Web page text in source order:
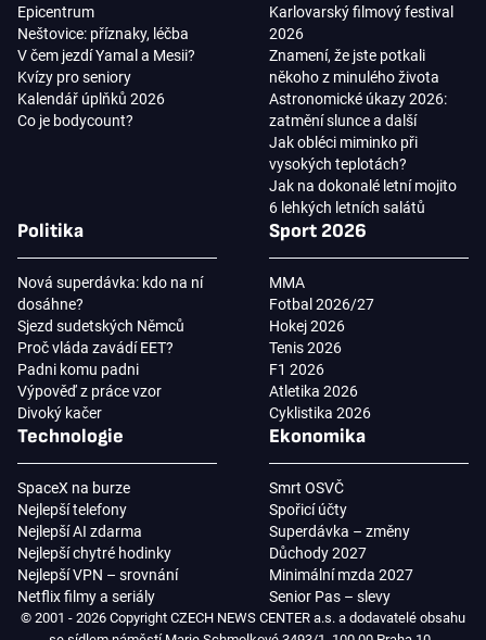
Epicentrum
Neštovice: příznaky, léčba
V čem jezdí Yamal a Mesii?
Kvízy pro seniory
Kalendář úplňků 2026
Co je bodycount?
Karlovarský filmový festival
2026
Znamení, že jste potkali
někoho z minulého života
Astronomické úkazy 2026:
zatmění slunce a další
Jak obléci miminko při
vysokých teplotách?
Jak na dokonalé letní mojito
6 lehkých letních salátů
Politika
Nová superdávka: kdo na ní
dosáhne?
Sjezd sudetských Němců
Proč vláda zavádí EET?
Padni komu padni
Výpověď z práce vzor
Divoký kačer
Sport 2026
MMA
Fotbal 2026/27
Hokej 2026
Tenis 2026
F1 2026
Atletika 2026
Cyklistika 2026
Technologie
SpaceX na burze
Nejlepší telefony
Nejlepší AI zdarma
Nejlepší chytré hodinky
Nejlepší VPN – srovnání
Netflix filmy a seriály
Ekonomika
Smrt OSVČ
Spořicí účty
Superdávka – změny
Důchody 2027
Minimální mzda 2027
Senior Pas – slevy
© 2001 - 2026 Copyright CZECH NEWS CENTER a.s. a dodavatelé obsahu